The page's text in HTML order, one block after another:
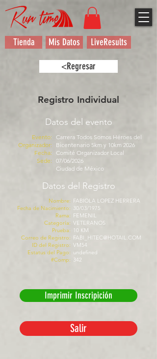
Tienda Mis Datos LiveResults
<Regresar
Registro Individual
Datos del evento
Evento:
Organizador:
Fecha:
Sede:
Carrera Todos Somos Héroes del
Bicentenario 5km y 10km 2026
Comité Organizador Local
07/06/2026
Ciudad de México
Datos del Registro
Nombre:
Fecha de Nacimiento:
Rama:
Categoría:
Prueba:
Correo de Registro:
ID del Registro:
Estatus del Pago:
#Comp:
FABIOLA LOPEZ HERRERA
30/03/1975
FEMENIL
VETERANOS
10 KM
FABI_HITEC@HOTAIL.COM
VM54
undefined
342
Imprimir Inscripición
Salir